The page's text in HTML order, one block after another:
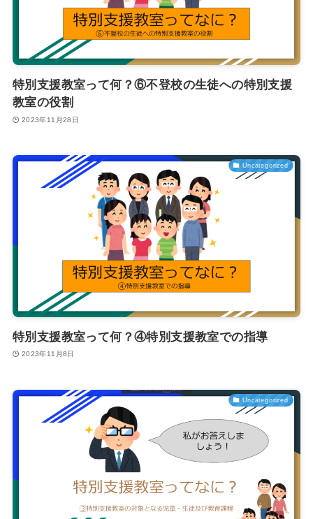
特別支援教室って何？⑥不登校の生徒への特別支援
教室の役割
2023年11月28日
Uncategorized
特別支援教室って何？④特別支援教室での指導
2023年11月8日
Uncategorized